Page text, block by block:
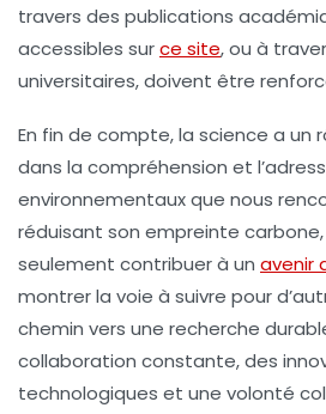
travers des publications
accessibles surce site, ou à
universitaires, doivent être
En fin de compte, la science a un
dans la compréhension et
environnementaux que nous
réduisant son empreinte
seulement contribuer à un avenir
montrer la voie à suivre pour
chemin vers une recherche
collaboration constante, des
technologiques et une volonté